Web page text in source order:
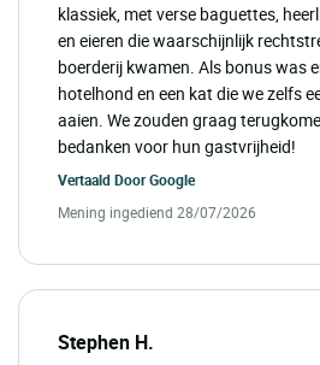
klassiek, met verse baguettes,
en eieren die waarschijnlijk
boerderij kwamen. Als bonus was
hotelhond en een kat die we zelfs
aaien. We zouden graag
bedanken voor hun gastvrijheid!
Vertaald DoorGoogle
Mening ingediend 28/07/2026
Stephen H.